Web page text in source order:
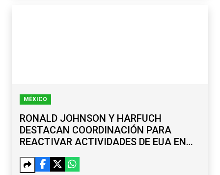
MÉXICO
RONALD JOHNSON Y HARFUCH
DESTACAN COORDINACIÓN PARA
REACTIVAR ACTIVIDADES DE EUA EN